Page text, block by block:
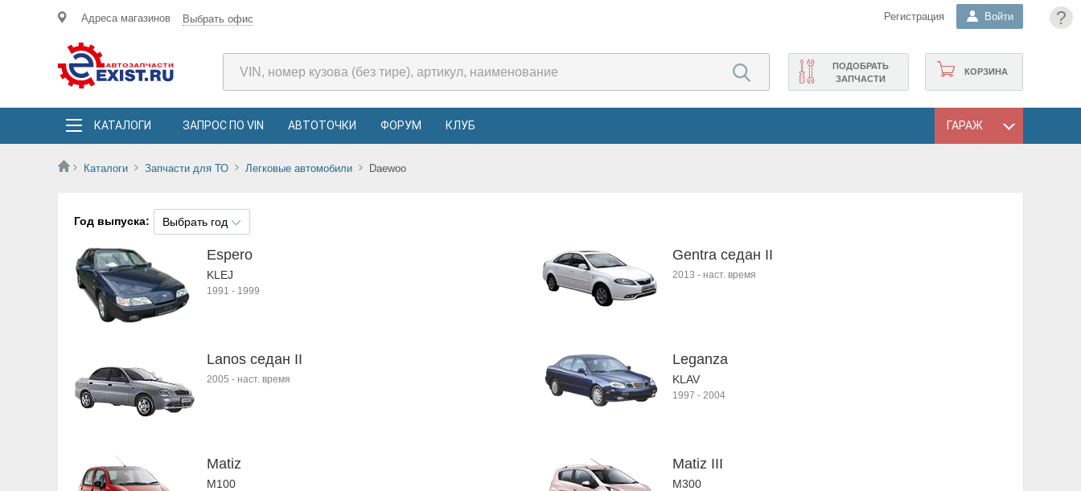
?
Адреса магазинов Выбрать офис Регистрация Войти
КОРЗИНА
ПОДОБРАТЬ
ЗАПЧАСТИ
КАТАЛОГИ ЗАПРОС ПО VIN АВТОТОЧКИ ФОРУМ КЛУБ ГАРАЖ
Каталоги Запчасти для ТО Легковые автомобили Daewoo
Год выпуска: Выбрать год
Espero
KLEJ
1991 - 1999
Gentra седан II
2013 - наст. время
Lanos седан II
2005 - наст. время
Leganza
KLAV
1997 - 2004
Matiz
M100
Matiz III
M300